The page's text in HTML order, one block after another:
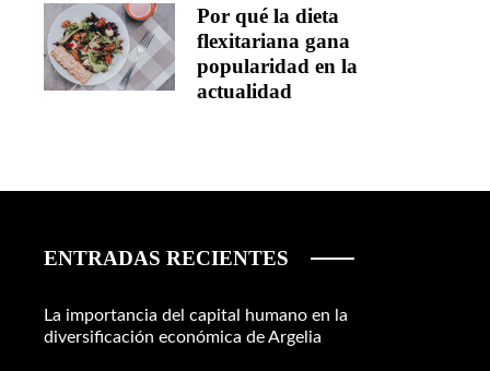
Por qué la dieta
flexitariana gana
popularidad en la
actualidad
ENTRADAS RECIENTES
La importancia del capital humano en la
diversificación económica de Argelia